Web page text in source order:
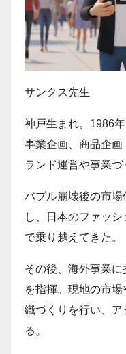
サンクス先生
神戸生まれ。1986
事業企画、商品企
ランド運営や事業づ
バブル崩壊後の市
し、日本のファッ
で乗り越えてきた。
その後、海外事業
を指揮。現地の市
織づくりを行い、
る。